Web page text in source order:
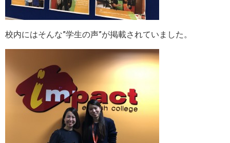
校内にはそんな”学生の声”が掲載されていました。